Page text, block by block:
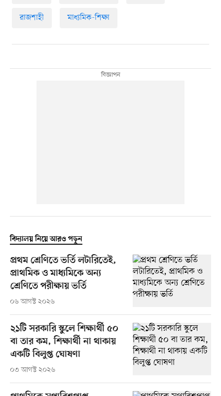
রাজশাহী মাধ্যমিক-শিক্ষা
বিদ্যালয় নিয়ে আরও পড়ুন
প্রথম শ্রেণিতে ভর্তি লটারিতেই,
প্রাথমিক ও মাধ্যমিকে অন্য
শ্রেণিতে পরীক্ষায় ভর্তি
০৬ আগস্ট ২০২৬
২১টি সরকারি স্কুলে শিক্ষার্থী ৫০
বা তার কম, শিক্ষার্থী না থাকায়
একটি বিলুপ্ত ঘোষণা
০৩ আগস্ট ২০২৬